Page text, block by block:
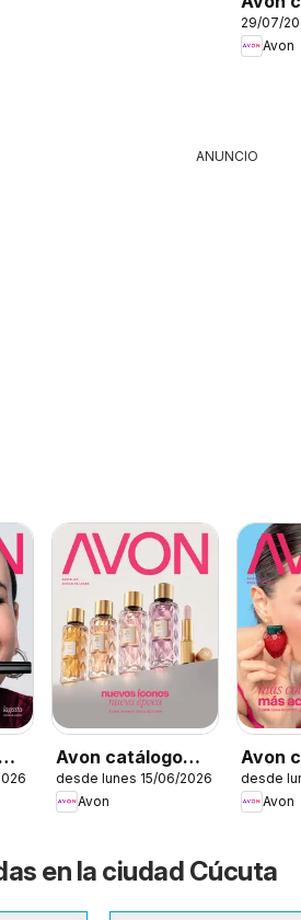
ciclo
29/07/
Avon
ANUNCIO
Avon catálogo
Ciclo 10
desde lunes 15/06/2026
Avon
Avon
Ciclo 9
desde
Avon
en la ciudad Cúcuta